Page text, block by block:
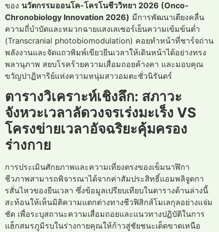
ของ นวัตกรรมออนโค-โครโนชีววิทยา 2026 (Onco-
Chronobiology Innovation 2026) มีการพัฒนาเตียงคลื่น
ความถี่บำบัดและหมวกฉายแสงเลเซอร์เย็นความเข้มข้นต่ำ
(Transcranial photobiomodulation) คอยทำหน้าที่ชาร์จถ่าน
พลังงานและจัดแถวพิมพ์เขียวยีนเวลาให้เดินหน้าได้อย่างทรง
พลานุภาพ สยบโรคร้ายความเสื่อมถอยค้างคา และมอบคุณ
ขวัญปาฏิหาริย์แห่งความหนุ่มสาวอมตะชั่วนิรันดร์
ตารางวิเคราะห์เชิงลึก: สภาวะ
จังหวะเวลาลัดวงจรเร่งมะเร็ง VS
โครงข่ายเวลาอัจฉริยะคุ้มครอง
ร่างกาย
การประเมินศักยภาพและความเที่ยงตรงของเข็มนาฬิกา
ชีวภาพสามารถพิจารณาได้จากค่าสัมประสิทธิ์แอมพลิจูดกา
รสั่นไหวของยีนเวลา ซึ่งข้อมูลเปรียบเทียบในตารางด้านล่างนี้
สะท้อนให้เห็นมิติความแตกต่างทางชีวฟิสิกส์โมเลกุลอย่างแจ่ม
ชัด เพื่อระบุสถานะความเสื่อมถอยและแนวทางปฏิบัติในการ
แฮ็กสมรภูมิรบในร่างกายคุณให้ก้าวสู่ชัยชนะเด็ดขาดเหนือ